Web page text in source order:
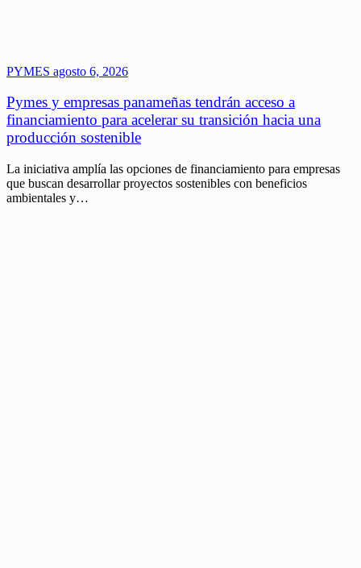
PYMES agosto 6, 2026
Pymes y empresas panameñas tendrán acceso a
financiamiento para acelerar su transición hacia una
producción sostenible
La iniciativa amplía las opciones de financiamiento para empresas
que buscan desarrollar proyectos sostenibles con beneficios
ambientales y…